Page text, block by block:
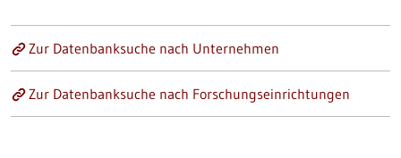
Zur Datenbanksuche nach Unternehmen
Zur Datenbanksuche nach Forschungseinrichtungen